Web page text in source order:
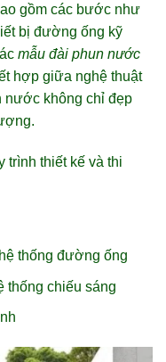
gồm các bước như
bị đường ống kỹ
mẫu đài phun nước
hợp giữa nghệ thuật
nước không chỉ đẹp
trình thiết kế và thi
thống đường ống
thống chiếu sáng